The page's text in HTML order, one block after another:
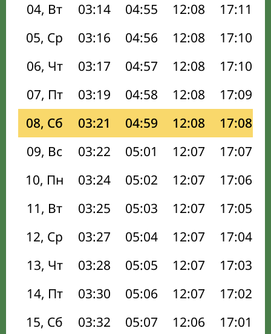
04, Вт
03:14 04:55 12:08 17:11
05, Ср
03:16 04:56 12:08 17:10
06, Чт
03:17 04:57 12:08 17:10
07, Пт
03:19 04:58 12:08 17:09
08, Сб
03:21 04:59 12:08 17:08
09, Вс
03:22 05:01 12:07 17:07
10, Пн
03:24 05:02 12:07 17:06
11, Вт
03:25 05:03 12:07 17:05
12, Ср
03:27 05:04 12:07 17:04
13, Чт
03:28 05:05 12:07 17:03
14, Пт
03:30 05:06 12:07 17:02
15, Сб
03:32 05:07 12:06 17:01